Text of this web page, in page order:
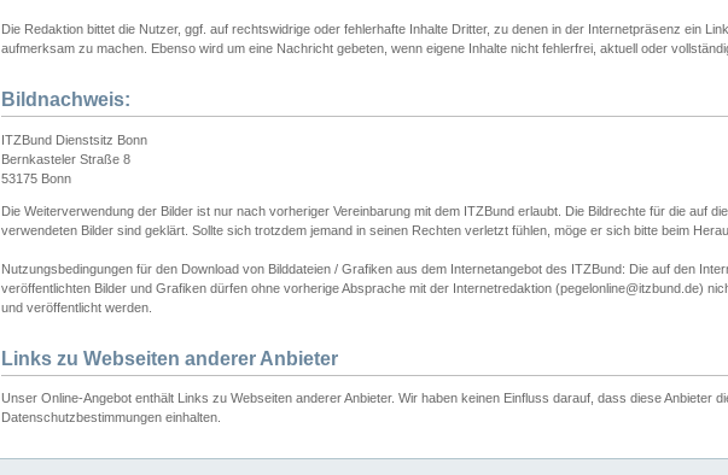
Die Redaktion bittet die Nutzer, ggf. auf rechtswidrige oder fehlerhafte Inhalte Dritter, zu denen in der Internetpräsenz ein
aufmerksam zu machen. Ebenso wird um eine Nachricht gebeten, wenn eigene Inhalte nicht fehlerfrei, aktuell oder
Bildnachweis:
ITZBund Dienstsitz Bonn
Bernkasteler Straße 8
53175 Bonn
Die Weiterverwendung der Bilder ist nur nach vorheriger Vereinbarung mit dem ITZBund erlaubt. Die Bildrechte für die auf
verwendeten Bilder sind geklärt. Sollte sich trotzdem jemand in seinen Rechten verletzt fühlen, möge er sich bitte beim
Nutzungsbedingungen für den Download von Bilddateien / Grafiken aus dem Internetangebot des ITZBund: Die auf den
veröffentlichten Bilder und Grafiken dürfen ohne vorherige Absprache mit der Internetredaktion (pegelonline@itzbund.de)
und veröffentlicht werden.
Links zu Webseiten anderer Anbieter
Unser Online-Angebot enthält Links zu Webseiten anderer Anbieter. Wir haben keinen Einfluss darauf, dass diese Anbieter
Datenschutzbestimmungen einhalten.